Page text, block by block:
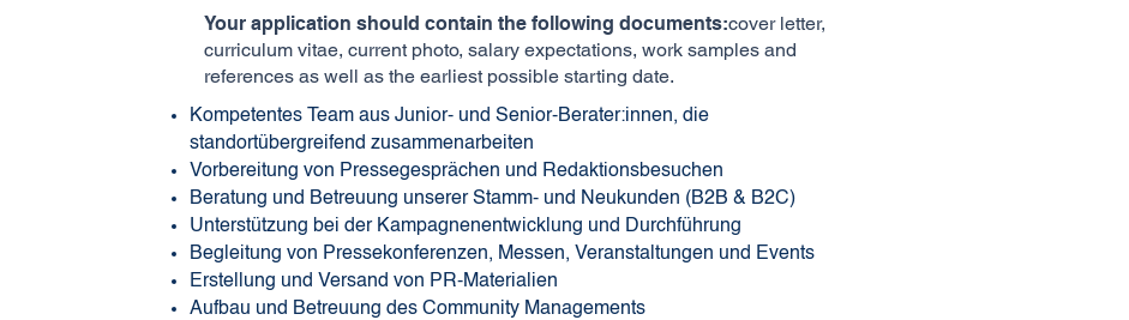
Your application should contain the following documents:cover letter,
curriculum vitae, current photo, salary expectations, work samples and
references as well as the earliest possible starting date.
Kompetentes Team aus Junior- und Senior-Berater:innen, die
standortübergreifend zusammenarbeiten
Vorbereitung von Pressegesprächen und Redaktionsbesuchen
Beratung und Betreuung unserer Stamm- und Neukunden (B2B & B2C)
Unterstützung bei der Kampagnenentwicklung und Durchführung
Begleitung von Pressekonferenzen, Messen, Veranstaltungen und Events
Erstellung und Versand von PR-Materialien
Aufbau und Betreuung des Community Managements